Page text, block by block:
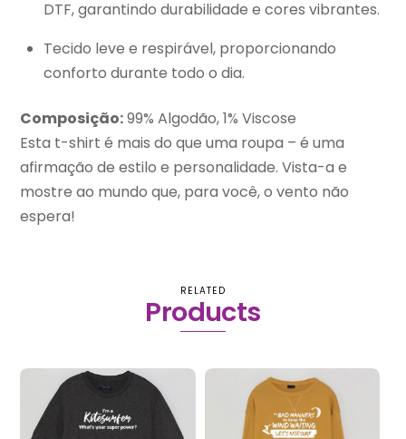
DTF, garantindo durabilidade e cores vibrantes.
Tecido leve e respirável, proporcionando
conforto durante todo o dia.
Composição:99% Algodão, 1% Viscose
Esta t-shirt é mais do que uma roupa – é uma
afirmação de estilo e personalidade. Vista-a e
mostre ao mundo que, para você, o vento não
espera!
RELATED
Products